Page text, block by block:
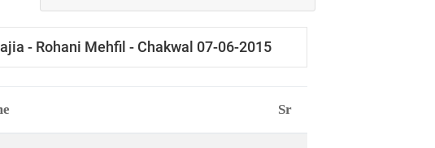
- Rohani Mehfil - Chakwal 07-06-2015
Sr